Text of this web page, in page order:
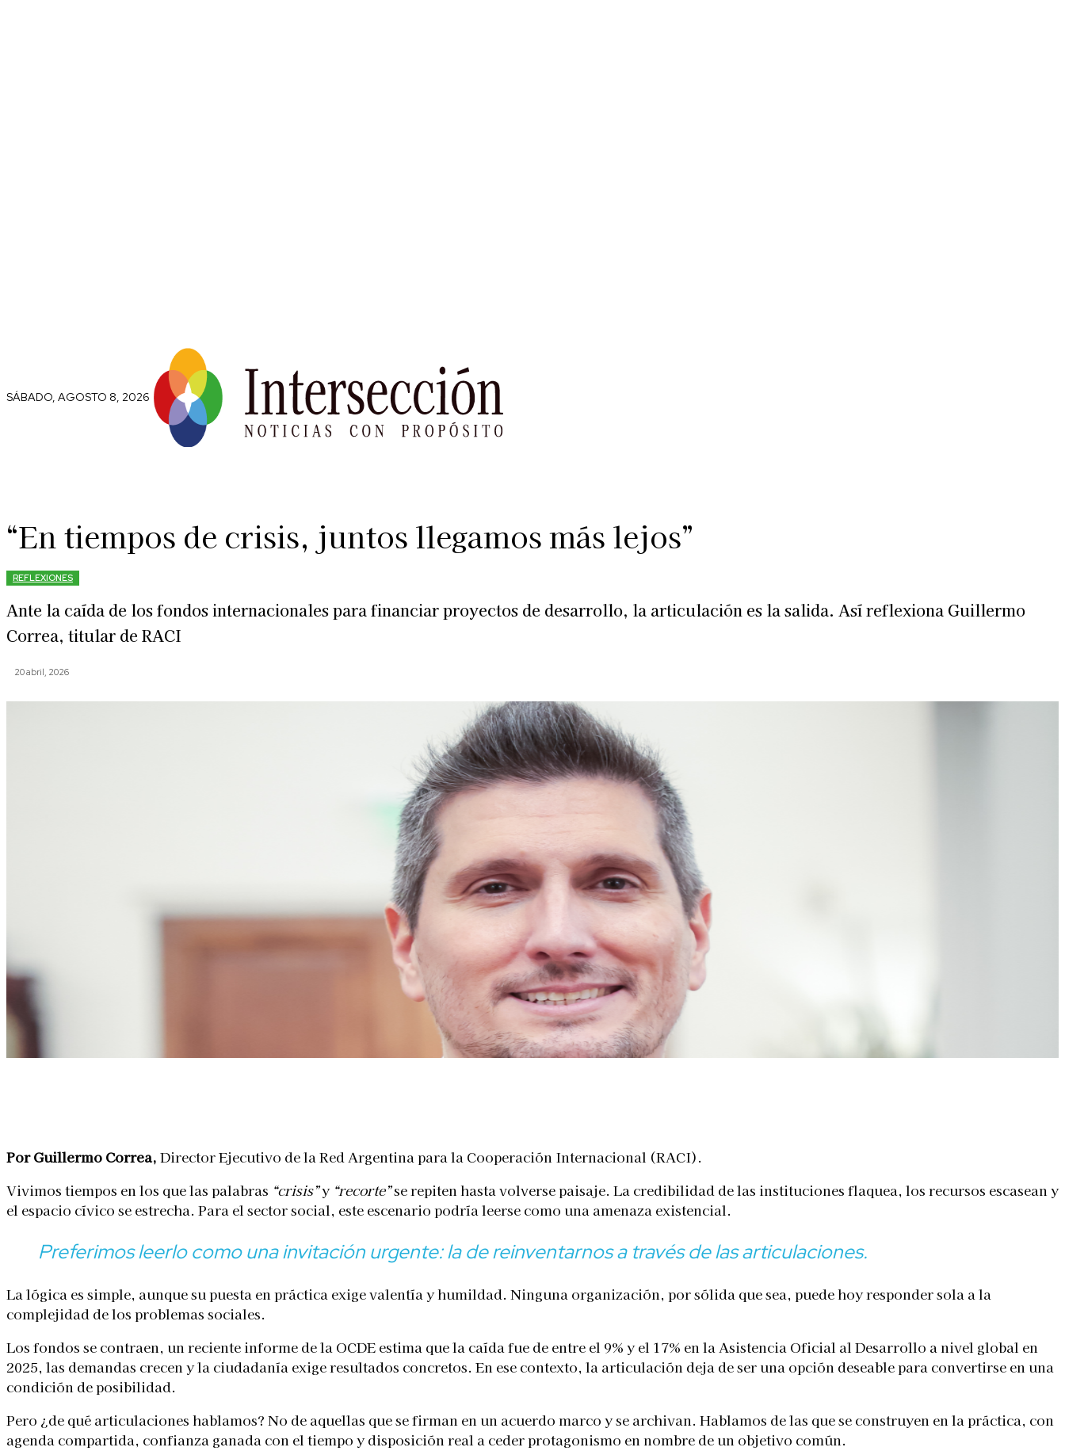
SÁBADO, AGOSTO 8, 2026
“En tiempos de crisis, juntos llegamos más lejos”
REFLEXIONES
Ante la caída de los fondos internacionales para financiar proyectos de desarrollo, la articulación es la salida. Así reflexiona Guillermo
Correa, titular de RACI
20 abril, 2026
Por Guillermo Correa, Director Ejecutivo de la Red Argentina para la Cooperación Internacional (RACI).
Vivimos tiempos en los que las palabras “crisis”y “recorte”se repiten hasta volverse paisaje. La credibilidad de las instituciones flaquea, los recursos escasean y
el espacio cívico se estrecha. Para el sector social, este escenario podría leerse como una amenaza existencial.
Preferimos leerlo como una invitación urgente: la de reinventarnos a través de las articulaciones.
La lógica es simple, aunque su puesta en práctica exige valentía y humildad. Ninguna organización, por sólida que sea, puede hoy responder sola a la
complejidad de los problemas sociales.
Los fondos se contraen, un reciente informe de la OCDE estima que la caída fue de entre el 9% y el 17% en la Asistencia Oficial al Desarrollo a nivel global en
2025, las demandas crecen y la ciudadanía exige resultados concretos. En ese contexto, la articulación deja de ser una opción deseable para convertirse en una
condición de posibilidad.
Pero ¿de qué articulaciones hablamos? No de aquellas que se firman en un acuerdo marco y se archivan. Hablamos de las que se construyen en la práctica, con
agenda compartida, confianza ganada con el tiempo y disposición real a ceder protagonismo en nombre de un objetivo común.